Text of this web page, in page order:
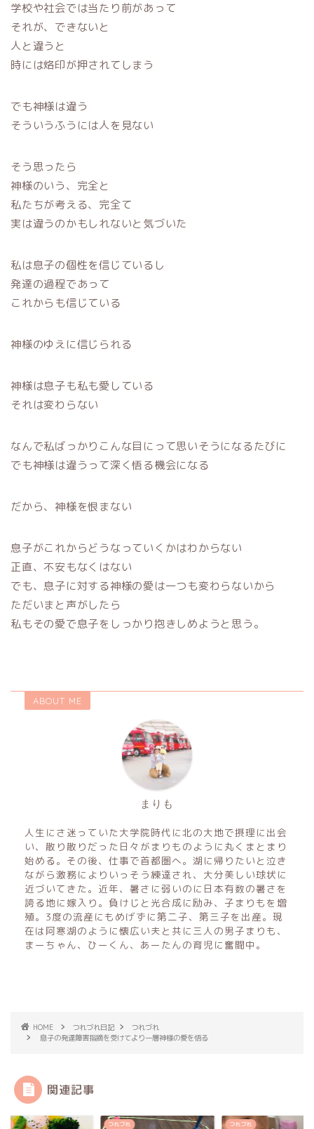
学校や社会では当たり前があって
それが、できないと
人と違うと
時には烙印が押されてしまう
でも神様は違う
そういうふうには人を見ない
そう思ったら
神様のいう、完全と
私たちが考える、完全て
実は違うのかもしれないと気づいた
私は息子の個性を信じているし
発達の過程であって
これからも信じている
神様のゆえに信じられる
神様は息子も私も愛している
それは変わらない
なんで私ばっかりこんな目にって思いそうになるたびに
でも神様は違うって深く悟る機会になる
だから、神様を恨まない
息子がこれからどうなっていくかはわからない
正直、不安もなくはない
でも、息子に対する神様の愛は一つも変わらないから
ただいまと声がしたら
私もその愛で息子をしっかり抱きしめようと思う。
ABOUT ME
まりも
人生にさ迷っていた大学院時代に北の大地で摂理に出会
い、散り散りだった日々がまりものように丸くまとまり
始める。その後、仕事で首都圏へ。湖に帰りたいと泣き
ながら激務によりいっそう練達され、大分美しい球状に
近づいてきた。近年、暑さに弱いのに日本有数の暑さを
誇る地に嫁入り。負けじと光合成に励み、子まりもを増
殖。3度の流産にもめげずに第二子、第三子を出産。現
在は阿寒湖のように懐広い夫と共に三人の男子まりも、
まーちゃん、ひーくん、あーたんの育児に奮闘中。
HOME つれづれ日記
つれづれ
息子の発達障害指摘を受けてより一層神様の愛を悟る
関連記事
つれづれ つれづれ